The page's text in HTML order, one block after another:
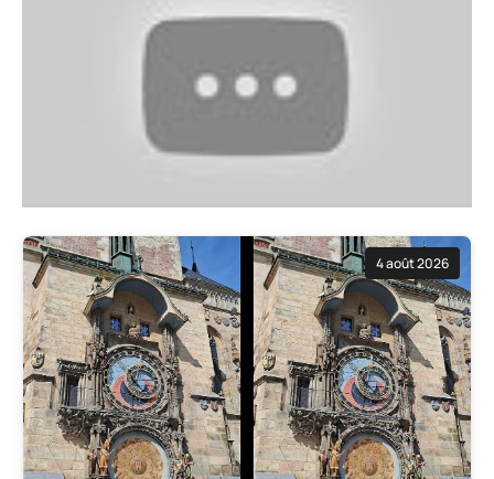
4 août 2026